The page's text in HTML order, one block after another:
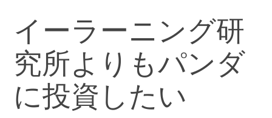
イーラーニング研
究所よりもパンダ
に投資したい